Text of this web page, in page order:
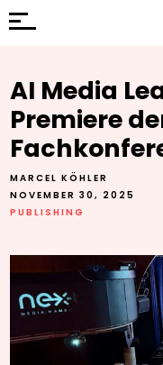
AI Media
Premiere
MARCEL KÖHLER
NOVEMBER 30, 2025
PUBLISHING